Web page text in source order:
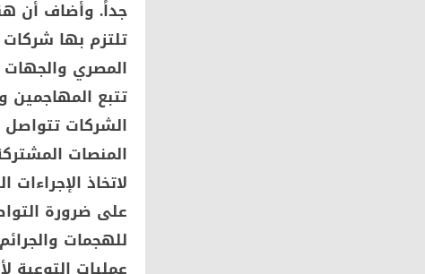
جداً. وأضاف أن
تلتزم بها
المصري والجهات
تتبع المهاجمين
الشركات
المنصات
لاتخاذ
على ضرورة
للهجمات